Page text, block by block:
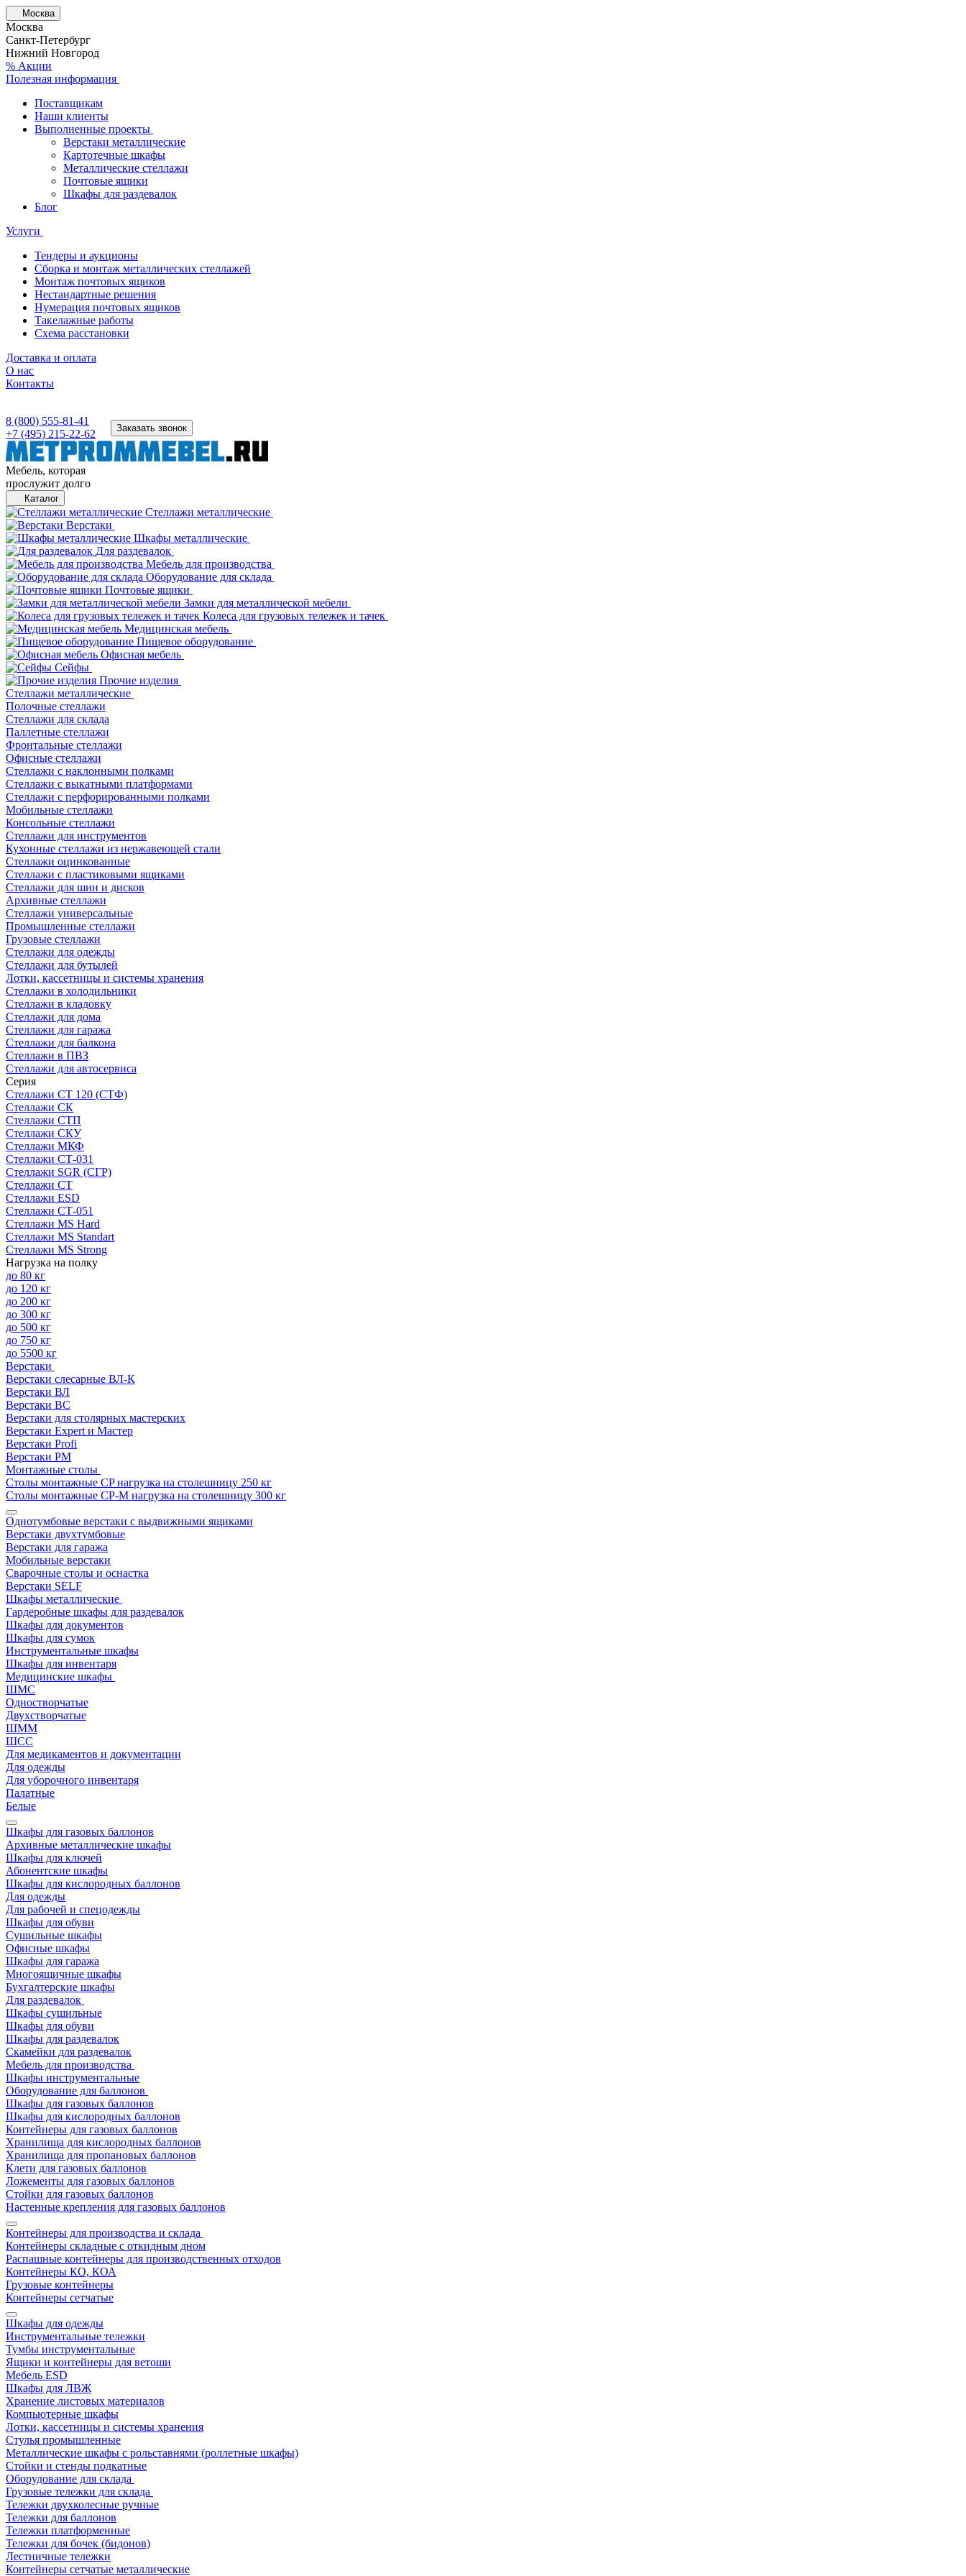
Москва
Москва
Санкт-Петербург
Нижний Новгород
% Акции
Полезная информация
Поставщикам
Наши клиенты
Выполненные проекты
Верстаки металлические
Картотечные шкафы
Металлические стеллажи
Почтовые ящики
Шкафы для раздевалок
Блог
Услуги
Тендеры и аукционы
Сборка и монтаж металлических стеллажей
Монтаж почтовых ящиков
Нестандартные решения
Нумерация почтовых ящиков
Такелажные работы
Схема расстановки
Доставка и оплата
О нас
Контакты
8 (800) 555-81-41
+7 (495) 215-22-62
Заказать звонок
Мебель, которая
прослужит долго
Каталог
Стеллажи металлические
Верстаки
Шкафы металлические
Для раздевалок
Мебель для производства
Оборудование для склада
Почтовые ящики
Замки для металлической мебели
Колеса для грузовых тележек и тачек
Медицинская мебель
Пищевое оборудование
Офисная мебель
Сейфы
Прочие изделия
Стеллажи металлические
Полочные стеллажи
Стеллажи для склада
Паллетные стеллажи
Фронтальные стеллажи
Офисные стеллажи
Стеллажи с наклонными полками
Стеллажи с выкатными платформами
Стеллажи с перфорированными полками
Мобильные стеллажи
Консольные стеллажи
Стеллажи для инструментов
Кухонные стеллажи из нержавеющей стали
Стеллажи оцинкованные
Стеллажи с пластиковыми ящиками
Стеллажи для шин и дисков
Архивные стеллажи
Стеллажи универсальные
Промышленные стеллажи
Грузовые стеллажи
Стеллажи для одежды
Стеллажи для бутылей
Лотки, кассетницы и системы хранения
Стеллажи в холодильники
Стеллажи в кладовку
Стеллажи для дома
Стеллажи для гаража
Стеллажи для балкона
Стеллажи в ПВЗ
Стеллажи для автосервиса
Серия
Стеллажи СТ 120 (СТФ)
Стеллажи СК
Стеллажи СТП
Стеллажи СКУ
Стеллажи МКФ
Стеллажи СТ-031
Стеллажи SGR (СГР)
Стеллажи СТ
Стеллажи ESD
Стеллажи СТ-051
Стеллажи MS Hard
Стеллажи MS Standart
Стеллажи MS Strong
Нагрузка на полку
до 80 кг
до 120 кг
до 200 кг
до 300 кг
до 500 кг
до 750 кг
до 5500 кг
Верстаки
Верстаки слесарные ВЛ-К
Верстаки ВЛ
Верстаки ВС
Верстаки для столярных мастерских
Верстаки Expert и Мастер
Верстаки Profi
Верстаки РМ
Монтажные столы
Столы монтажные СP нагрузка на столешницу 250 кг
Столы монтажные СР-М нагрузка на столешницу 300 кг
Однотумбовые верстаки с выдвижными ящиками
Верстаки двухтумбовые
Верстаки для гаража
Мобильные верстаки
Сварочные столы и оснастка
Верстаки SELF
Шкафы металлические
Гардеробные шкафы для раздевалок
Шкафы для документов
Шкафы для сумок
Инструментальные шкафы
Шкафы для инвентаря
Медицинские шкафы
ШМС
Одностворчатые
Двухстворчатые
ШММ
ШСС
Для медикаментов и документации
Для одежды
Для уборочного инвентаря
Палатные
Белые
Шкафы для газовых баллонов
Архивные металлические шкафы
Шкафы для ключей
Абонентские шкафы
Шкафы для кислородных баллонов
Для одежды
Для рабочей и спецодежды
Шкафы для обуви
Сушильные шкафы
Офисные шкафы
Шкафы для гаража
Многоящичные шкафы
Бухгалтерские шкафы
Для раздевалок
Шкафы сушильные
Шкафы для обуви
Шкафы для раздевалок
Скамейки для раздевалок
Мебель для производства
Шкафы инструментальные
Оборудование для баллонов
Шкафы для газовых баллонов
Шкафы для кислородных баллонов
Контейнеры для газовых баллонов
Хранилища для кислородных баллонов
Хранилища для пропановых баллонов
Клети для газовых баллонов
Ложементы для газовых баллонов
Стойки для газовых баллонов
Настенные крепления для газовых баллонов
Контейнеры для производства и склада
Контейнеры складные с откидным дном
Распашные контейнеры для производственных отходов
Контейнеры КО, КОА
Грузовые контейнеры
Контейнеры сетчатые
Шкафы для одежды
Инструментальные тележки
Тумбы инструментальные
Ящики и контейнеры для ветоши
Мебель ESD
Шкафы для ЛВЖ
Хранение листовых материалов
Компьютерные шкафы
Лотки, кассетницы и системы хранения
Стулья промышленные
Металлические шкафы с рольставнями (роллетные шкафы)
Стойки и стенды подкатные
Оборудование для склада
Грузовые тележки для склада
Тележки двухколесные ручные
Тележки для баллонов
Тележки платформенные
Тележки для бочек (бидонов)
Лестничные тележки
Контейнеры сетчатые металлические